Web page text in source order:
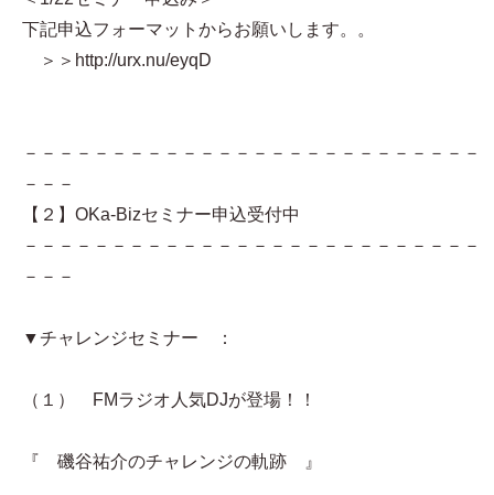
下記申込フォーマットからお願いします。。
＞＞http://urx.nu/eyqD
－－－－－－－－－－－－－－－－－－－－－－－－－－
－－－
【２】OKa-Bizセミナー申込受付中
－－－－－－－－－－－－－－－－－－－－－－－－－－
－－－
▼チャレンジセミナー ：
（１） FMラジオ人気DJが登場！！
『 磯谷祐介のチャレンジの軌跡 』